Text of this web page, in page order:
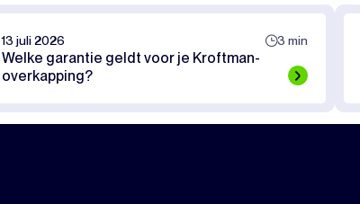
13 juli 2026 3 min
Welke garantie geldt voor je Kroftman-
overkapping?